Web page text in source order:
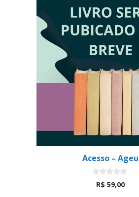
Acesso – Ageu
R$ 59,00